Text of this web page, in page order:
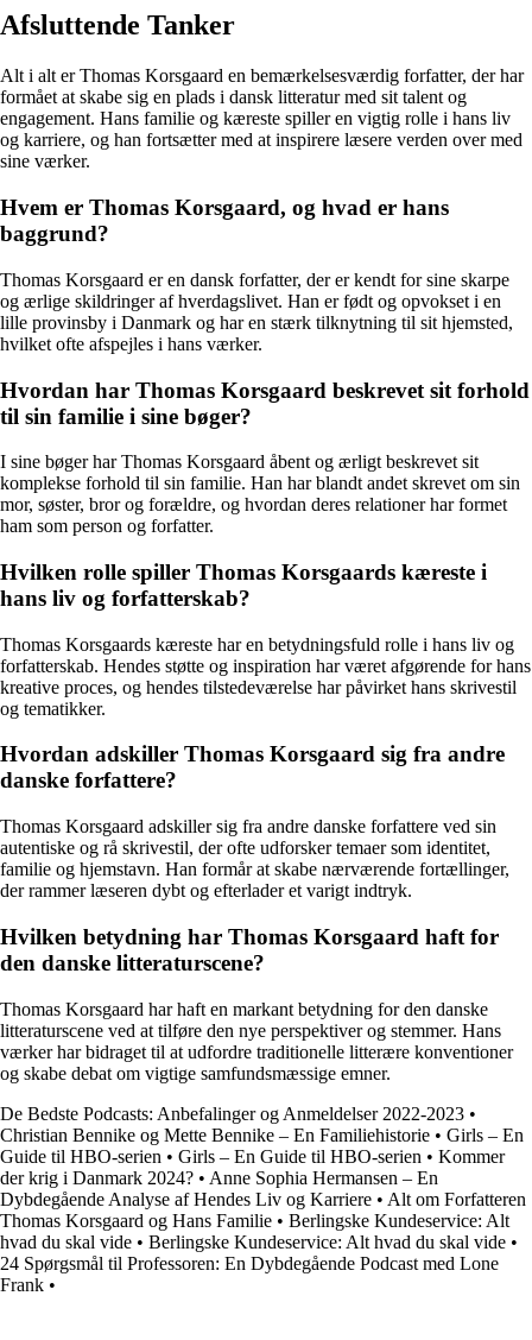
Afsluttende Tanker
Alt i alt er Thomas Korsgaard en bemærkelsesværdig forfatter, der har
formået at skabe sig en plads i dansk litteratur med sit talent og
engagement. Hans familie og kæreste spiller en vigtig rolle i hans liv
og karriere, og han fortsætter med at inspirere læsere verden over med
sine værker.
Hvem er Thomas Korsgaard, og hvad er hans
baggrund?
Thomas Korsgaard er en dansk forfatter, der er kendt for sine skarpe
og ærlige skildringer af hverdagslivet. Han er født og opvokset i en
lille provinsby i Danmark og har en stærk tilknytning til sit hjemsted,
hvilket ofte afspejles i hans værker.
Hvordan har Thomas Korsgaard beskrevet sit forhold
til sin familie i sine bøger?
I sine bøger har Thomas Korsgaard åbent og ærligt beskrevet sit
komplekse forhold til sin familie. Han har blandt andet skrevet om sin
mor, søster, bror og forældre, og hvordan deres relationer har formet
ham som person og forfatter.
Hvilken rolle spiller Thomas Korsgaards kæreste i
hans liv og forfatterskab?
Thomas Korsgaards kæreste har en betydningsfuld rolle i hans liv og
forfatterskab. Hendes støtte og inspiration har været afgørende for hans
kreative proces, og hendes tilstedeværelse har påvirket hans skrivestil
og tematikker.
Hvordan adskiller Thomas Korsgaard sig fra andre
danske forfattere?
Thomas Korsgaard adskiller sig fra andre danske forfattere ved sin
autentiske og rå skrivestil, der ofte udforsker temaer som identitet,
familie og hjemstavn. Han formår at skabe nærværende fortællinger,
der rammer læseren dybt og efterlader et varigt indtryk.
Hvilken betydning har Thomas Korsgaard haft for
den danske litteraturscene?
Thomas Korsgaard har haft en markant betydning for den danske
litteraturscene ved at tilføre den nye perspektiver og stemmer. Hans
værker har bidraget til at udfordre traditionelle litterære konventioner
og skabe debat om vigtige samfundsmæssige emner.
De Bedste Podcasts: Anbefalinger og Anmeldelser 2022-2023 •
Christian Bennike og Mette Bennike – En Familiehistorie • Girls – En
Guide til HBO-serien • Girls – En Guide til HBO-serien • Kommer
der krig i Danmark 2024? • Anne Sophia Hermansen – En
Dybdegående Analyse af Hendes Liv og Karriere • Alt om Forfatteren
Thomas Korsgaard og Hans Familie • Berlingske Kundeservice: Alt
hvad du skal vide • Berlingske Kundeservice: Alt hvad du skal vide •
24 Spørgsmål til Professoren: En Dybdegående Podcast med Lone
Frank •